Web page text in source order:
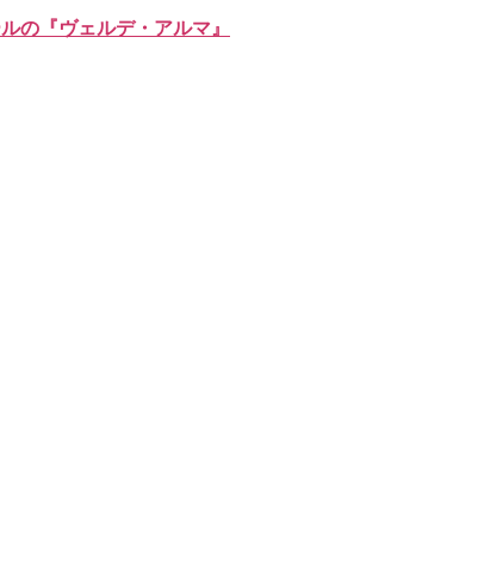
の『ヴェルデ・アルマ』